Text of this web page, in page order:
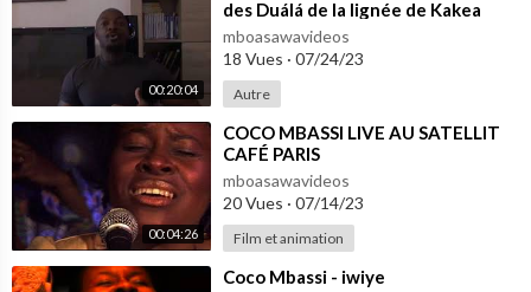
00:20:04
des Duálá de la lignée de Kakea
(Lévi)
mboasawavideos
18 Vues · 07/24/23
Autre
00:04:26
⁣COCO MBASSI LIVE AU SATELLIT
CAFÉ PARIS
mboasawavideos
20 Vues · 07/14/23
Film et animation
⁣Coco Mbassi - iwiye